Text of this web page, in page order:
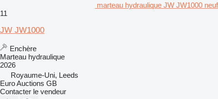
marteau hydraulique JW JW1000 neuf
11
JW JW1000
Enchère
Marteau hydraulique
2026
Royaume-Uni, Leeds
Euro Auctions GB
Contacter le vendeur